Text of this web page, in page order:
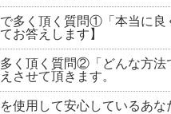
で多く頂く質問①「本当に良
お答えします】
く頂く質問②「どんな方法
させて頂きます。
使用して安心しているあな